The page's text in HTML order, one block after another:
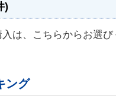
)
は、こちらからお選び
ング